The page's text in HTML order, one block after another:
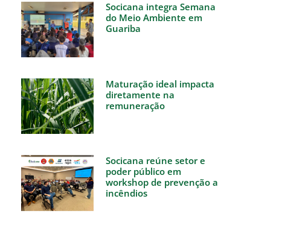
Socicana integra Semana
do Meio Ambiente em
Guariba
Maturação ideal impacta
diretamente na
remuneração
Socicana reúne setor e
poder público em
workshop de prevenção a
incêndios